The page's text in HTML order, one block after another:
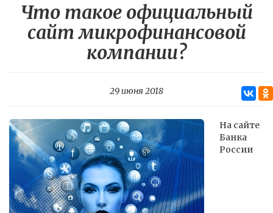
Что такое официальный
сайт микрофинансовой
компании?
29 июня 2018
На сайте
Банка
России